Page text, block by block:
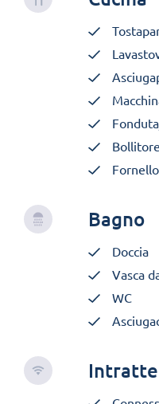
Bollitore
Bagno
Doccia
Vasca
WC